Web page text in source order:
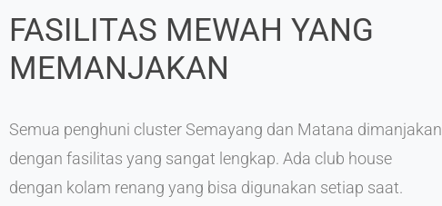
FASILITAS MEWAH YANG
MEMANJAKAN
Semua penghuni cluster Semayang dan Matana dimanjakan
dengan fasilitas yang sangat lengkap. Ada club house
dengan kolam renang yang bisa digunakan setiap saat.